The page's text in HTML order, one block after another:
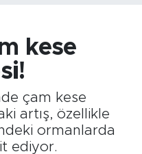
kese
çam kese
artış, özellikle
ormanlarda
ediyor.